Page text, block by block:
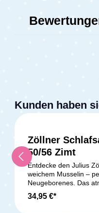
Kunden haben
Zöllner
50/56 Zimt
Entdecke den Julius
weichem Musselin –
Neugeborenes. Das
Baumwollmusselin
Schlafklima, während
34,95 €*